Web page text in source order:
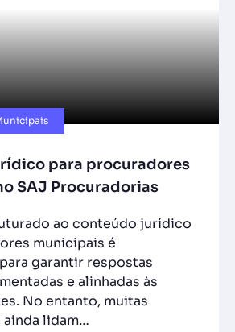
para procuradores
SAJ Procuradorias
ao conteúdo jurídico
municipais é
garantir respostas
e alinhadas às
No entanto, muitas
lidam…